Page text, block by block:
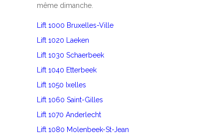
même dimanche.
Lift 1000 Bruxelles-Ville
Lift 1020 Laeken
Lift 1030 Schaerbeek
Lift 1040 Etterbeek
Lift 1050 Ixelles
Lift 1060 Saint-Gilles
Lift 1070 Anderlecht
Lift 1080 Molenbeek-St-Jean